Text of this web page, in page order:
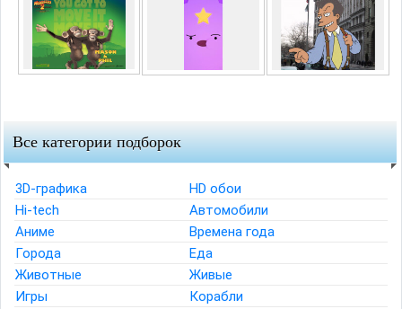
Все категории подборок
3D-графика
HD обои
Hi-tech
Автомобили
Аниме
Времена года
Города
Еда
Животные
Живые
Игры
Корабли